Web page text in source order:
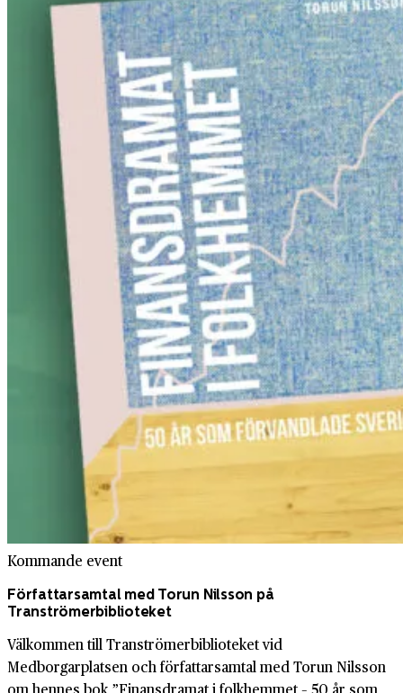
Kommande event
Författarsamtal med Torun Nilsson på
Tranströmerbiblioteket
Välkommen till Tranströmerbiblioteket vid
Medborgarplatsen och författarsamtal med Torun Nilsson
om hennes bok ”Finansdramat i folkhemmet – 50 år som